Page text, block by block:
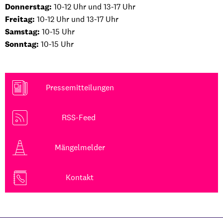
Donnerstag: 10-12 Uhr und 13-17 Uhr
Freitag: 10-12 Uhr und 13-17 Uhr
Samstag: 10-15 Uhr
Sonntag: 10-15 Uhr
Pressemitteilungen
RSS-Feed
Mängelmelder
Kontakt